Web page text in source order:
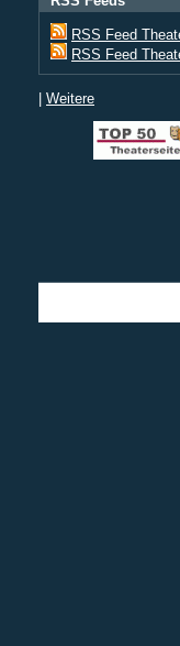
RSS Feed
RSS Feed
| Weitere